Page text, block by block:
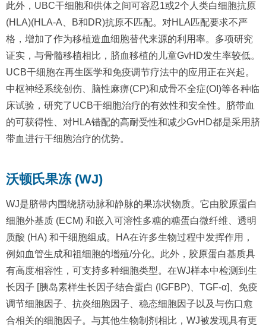
此外，UBC干细胞和供体之间可容忍1或2个人类白细胞抗原
(HLA)(HLA-A、B和DR)抗原不匹配。对HLA匹配要求不严
格，增加了作为移植造血细胞替代来源的利用率。多项研究
证实，与骨髓移植相比，脐血移植的儿童GvHD发生率较低。
UCB干细胞在再生医学和免疫调节疗法中的应用正在兴起。
中枢神经系统创伤、脑性麻痹(CP)和成骨不全症(OI)等各种临
床试验，研究了UCB干细胞治疗的有效性和安全性。脐带血
的可获得性、对HLA错配的高耐受性和减少GvHD都是采用脐
带血进行干细胞治疗的优势。
沃顿氏果冻 (WJ)
WJ是脐带内围绕脐动脉和静脉的果冻状物质。它由胶原蛋白
细胞外基质 (ECM) 和嵌入可溶性多糖的糖蛋白微纤维、透明
质酸 (HA) 和干细胞组成。HA在许多生物过程中发挥作用，
例如血管生成和祖细胞的增殖/分化。此外，胶原蛋白基质具
有高度相容性，可支持多种细胞类型。在WJ样本中检测到生
长因子 [胰岛素样生长因子结合蛋白 (IGFBP)、TGF-α]、免疫
调节细胞因子、抗炎细胞因子、稳态细胞因子以及与伤口愈
合相关的细胞因子。与其他生物制剂相比，WJ被发现具有更